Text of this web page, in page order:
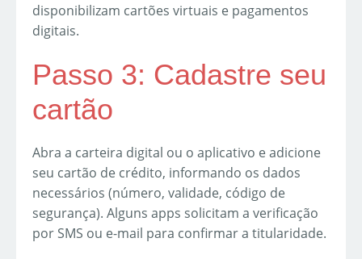
disponibilizam cartões virtuais e pagamentos
digitais.
Passo 3: Cadastre seu
cartão
Abra a carteira digital ou o aplicativo e adicione
seu cartão de crédito, informando os dados
necessários (número, validade, código de
segurança). Alguns apps solicitam a verificação
por SMS ou e-mail para confirmar a titularidade.